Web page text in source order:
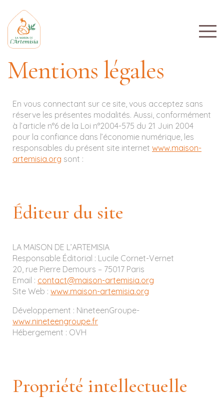
Mentions légales
En vous connectant sur ce site, vous acceptez sans
réserve les présentes modalités. Aussi, conformément
à l’article n°6 de la Loi n°2004-575 du 21 Juin 2004
pour la confiance dans l’économie numérique, les
responsables du présent site internet www.maison-
artemisia.org sont :
Éditeur du site
LA MAISON DE L’ARTEMISIA
Responsable Éditorial : Lucile Cornet-Vernet
20, rue Pierre Demours – 75017 Paris
Email : contact@maison-artemisia.org
Site Web : www.maison-artemisia.org
Développement : NineteenGroupe-
www.nineteengroupe.fr
Hébergement : OVH
Propriété intellectuelle